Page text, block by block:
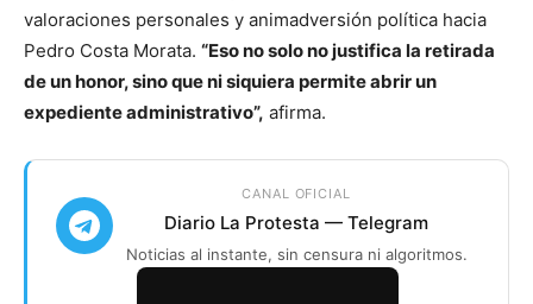
valoraciones personales y animadversión política hacia
Pedro Costa Morata. “Eso no solo no justifica la retirada
de un honor, sino que ni siquiera permite abrir un
expediente administrativo”, afirma.
CANAL OFICIAL
Diario La Protesta — Telegram
Noticias al instante, sin censura ni algoritmos.